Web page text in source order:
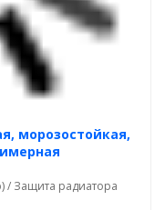
морозостойкая,
/ Защита радиатора